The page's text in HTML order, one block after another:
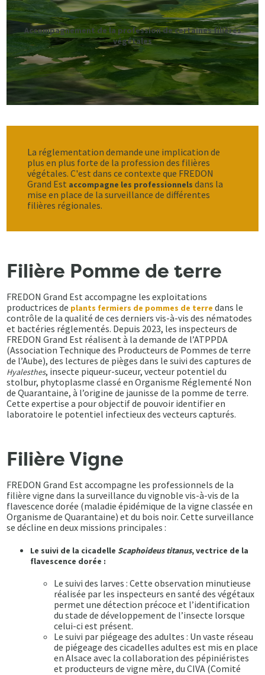
Accompagnement de la profession de certaines filières
végétales
La réglementation demande une implication de
plus en plus forte de la profession des filières
végétales. C'est dans ce contexte que FREDON
Grand Est accompagne les professionnelsdans la
mise en place de la surveillance de différentes
filières régionales.
Filière Pomme de terre
FREDON Grand Est accompagne les exploitations
productrices de plants fermiers de pommes de terredans le
contrôle de la qualité de ces derniers vis-à-vis des nématodes
et bactéries réglementés. Depuis 2023, les inspecteurs de
FREDON Grand Est réalisent à la demande de l’ATPPDA
(Association Technique des Producteurs de Pommes de terre
de l’Aube), des lectures de pièges dans le suivi des captures de
Hyalesthes, insecte piqueur-suceur, vecteur potentiel du
stolbur, phytoplasme classé en Organisme Réglementé Non
de Quarantaine, à l’origine de jaunisse de la pomme de terre.
Cette expertise a pour objectif de pouvoir identifier en
laboratoire le potentiel infectieux des vecteurs capturés.
Filière Vigne
FREDON Grand Est accompagne les professionnels de la
filière vigne dans la surveillance du vignoble vis-à-vis de la
flavescence dorée (maladie épidémique de la vigne classée en
Organisme de Quarantaine) et du bois noir. Cette surveillance
se décline en deux missions principales :
Le suivi de la cicadelle Scaphoideus titanus, vectrice de la
flavescence dorée :
Le suivi des larves : Cette observation minutieuse
réalisée par les inspecteurs en santé des végétaux
permet une détection précoce et l’identification
du stade de développement de l’insecte lorsque
celui-ci est présent.
Le suivi par piégeage des adultes : Un vaste réseau
de piégeage des cicadelles adultes est mis en place
en Alsace avec la collaboration des pépiniéristes
et producteurs de vigne mère, du CIVA (Comité